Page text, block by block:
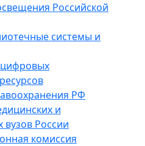
Российской
системы и
цифровых
РФ
и
России
комиссия